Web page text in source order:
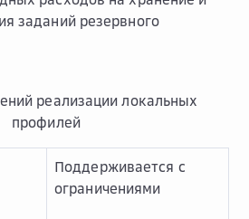
заданий резервного
реализации локальных
профилей
Поддерживается с
ограничениями